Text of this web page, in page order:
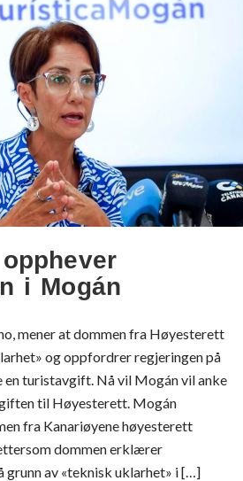
i Mogán
mener at dommen fra Høyesterett
og oppfordrer regjeringen på
en turistavgift. Nå vil Mogán vil anke
til Høyesterett. Mogán
fra Kanariøyene høyesterett
dommen erklærer
av «teknisk uklarhet» i […]